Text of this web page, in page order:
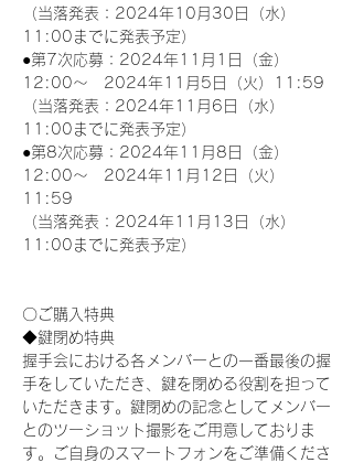
（当落発表：2024年10月30日（水）
11:00までに発表予定）
●第7次応募：2024年11月1日（金）
12:00～　2024年11月5日（火）11:59
（当落発表：2024年11月6日（水）
11:00までに発表予定）
●第8次応募：2024年11月8日（金）
12:00～　2024年11月12日（火）
11:59
（当落発表：2024年11月13日（水）
11:00までに発表予定）
〇ご購入特典
◆鍵閉め特典
握手会における各メンバーとの一番最後の握
手をしていただき、鍵を閉める役割を担って
いただきます。鍵閉めの記念としてメンバー
とのツーショット撮影をご用意しておりま
す。ご自身のスマートフォンをご準備くださ